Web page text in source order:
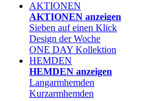
AKTIONEN
AKTIONEN anzeigen
Sieben auf einen Klick
Design der Woche
ONE DAY Kollektion
HEMDEN
HEMDEN anzeigen
Langarmhemden
Kurzarmhemden